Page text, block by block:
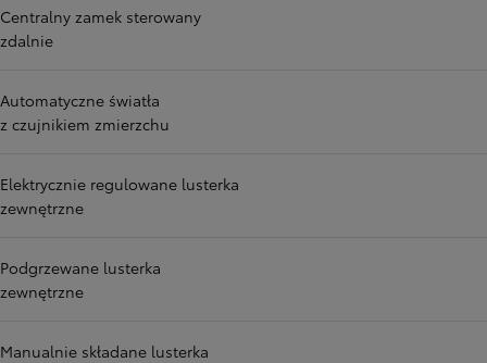
Centralny zamek sterowany
zdalnie
Automatyczne światła
z czujnikiem zmierzchu
Elektrycznie regulowane lusterka
zewnętrzne
Podgrzewane lusterka
zewnętrzne
Manualnie składane lusterka